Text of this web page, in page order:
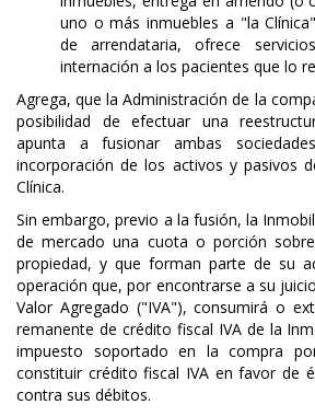
uno o más inmuebles a "la
de arrendataria, ofrece
internación a los pacientes que lo
Agrega, que la Administración de la
posibilidad de efectuar una
apunta a fusionar ambas
incorporación de los activos y pasivos
Clínica.
Sin embargo, previo a la fusión, la
de mercado una cuota o porción
propiedad, y que forman parte de su
operación que, por encontrarse a su
Valor Agregado ("IVA"), consumirá o
remanente de crédito fiscal IVA de la
impuesto soportado en la compra
constituir crédito fiscal IVA en favor de
contra sus débitos.